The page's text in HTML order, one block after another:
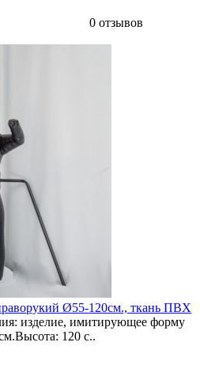
0 отзывов
Ø55-120см., ткань ПВХ
изделие, имитирующее форму
120 с..